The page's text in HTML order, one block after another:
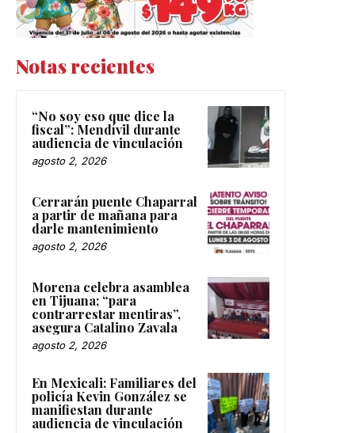
Notas recientes
“No soy eso que dice la
fiscal”: Mendívil durante
audiencia de vinculación
agosto 2, 2026
Cerrarán puente Chaparral
a partir de mañana para
darle mantenimiento
agosto 2, 2026
Morena celebra asamblea
en Tijuana; “para
contrarrestar mentiras”,
asegura Catalino Zavala
agosto 2, 2026
En Mexicali: Familiares del
policía Kevin González se
manifiestan durante
audiencia de vinculación